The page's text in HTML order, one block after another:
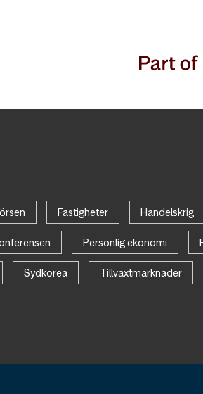
Fastigheter Handelskrig
Personlig ekonomi
Sydkorea Tillväxtmarknader